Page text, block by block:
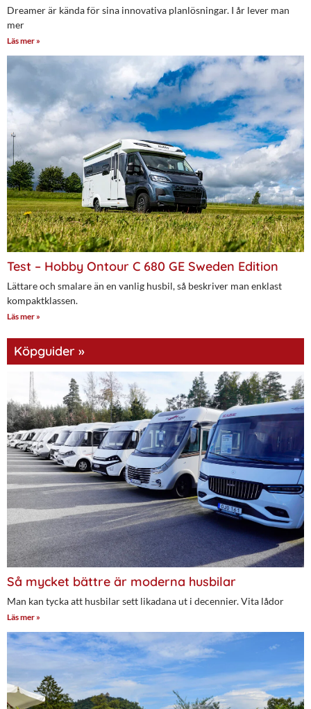
Dreamer är kända för sina innovativa planlösningar. I år lever man
mer
Läs mer »
Test – Hobby Ontour C 680 GE Sweden Edition
Lättare och smalare än en vanlig husbil, så beskriver man enklast
kompaktklassen.
Läs mer »
Köpguider »
Så mycket bättre är moderna husbilar
Man kan tycka att husbilar sett likadana ut i decennier. Vita lådor
Läs mer »